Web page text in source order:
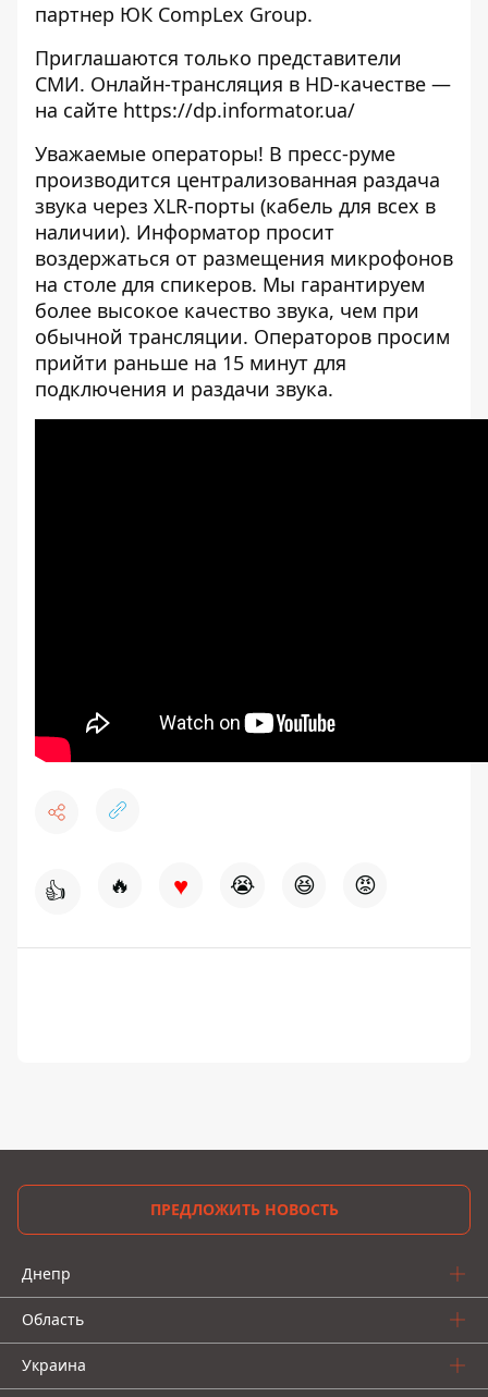
партнер ЮК CompLex Group.
Приглашаются только представители
СМИ. Онлайн-трансляция в HD-качестве —
на сайте https://dp.informator.ua/
Уважаемые операторы! В пресс-руме
производится централизованная раздача
звука через XLR-порты (кабель для всех в
наличии). Информатор просит
воздержаться от размещения микрофонов
на столе для спикеров. Мы гарантируем
более высокое качество звука, чем при
обычной трансляции. Операторов просим
прийти раньше на 15 минут для
подключения и раздачи звука.
👍 🔥 ♥ 😭 😆 😡
ПРЕДЛОЖИТЬ НОВОСТЬ
Днепр
Область
Украина